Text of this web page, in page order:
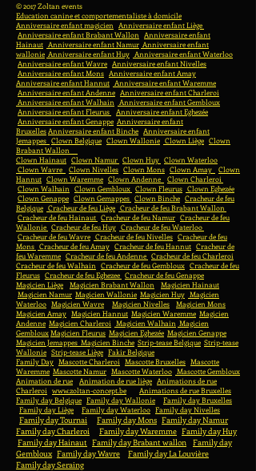
© 2017 Zoltan events
Education canine et comportementaliste à domicile
Anniversaire enfant magicien Anniversaire enfant Liège
Anniversaire enfant Brabant Wallon Anniversaire enfant
Hainaut Anniversaire enfant Namur Anniversaire enfant
wallonie Anniversaire enfant Huy Anniversaire enfant Waterloo
Anniversaire enfant Wavre Anniversaire enfant Nivelles
Anniversaire enfant Mons Anniversaire enfant Amay
Anniversaire enfant Hannut Anniversaire enfant Waremme
Anniversaire enfant Andenne Anniversaire enfant Charleroi
Anniversaire enfant Walhain Anniversaire enfant Gembloux
Anniversaire enfant Fleurus
Anniversaire enfant Eghezée
Anniversaire enfant Genappe Anniversaire enfant
BruxellesAnniversaire enfant Binche Anniversaire enfant
Jemappes Clown Belgique Clown Wallonie Clown Liège Clown
Brabant Wallon
Clown Hainaut Clown Namur Clown Huy Clown Waterloo
Clown Wavre
Clown Nivelles Clown Mons Clown Amay
Clown
Hannut Clown Waremme Clown Andenne
Clown Charleroi
Clown Walhain Clown Gembloux Clown Fleurus Clown Eghezée
Clown Genappe Clown Gemappes Clown Binche Cracheur de feu
Belgique Cracheur de feu Liège Cracheur de feu Brabant Wallon
Cracheur de feu Hainaut Cracheur de feu Namur Cracheur de feu
Wallonie Cracheur de feu Huy Cracheur de feu Waterloo
Cracheur de feu Wavre Cracheur de feu Nivelles Cracheur de feu
Mons Cracheur de feu Amay Cracheur de feu Hannut Cracheur de
feu Waremme Cracheur de feu Andenne Cracheur de feu Charleroi
Cracheur de feu Walhain Cracheur de feu Gembloux Cracheur de feu
Fleurus Cracheur de feu Eghezee Cracheur de feu Genappe
Magicien Liège
Magicien Brabant Wallon
Magicien Hainaut
Magicien Namur Magicien Wallonie Magicien Huy Magicien
Waterloo Magicien Wavre Magicien Nivelles
Magicien Mons
Magicien Amay Magicien Hannut Magicien Waremme Magicien
Andenne Magicien Charleroi Magicien Walhain Magicien
GemblouxMagicien Fleurus Magicien Eghezée Magicien Genappe
Magicien Jemappes Magicien Binche Strip-tease Belgique Strip-tease
Wallonie Strip-tease Liège Fakir Belgique
Family Day Mascotte Charleroi Mascotte Bruxelles Mascotte
Waremme Mascotte Namur Mascotte Waterloo Mascotte Gembloux
Animation de rue
Animation de rue liège Animations de rue
Charleroi www.zoltan-concept.be
Animations de rue Bruxelles
Family day Belgique Family day Wallonie
Family day Bruxelles
Family day Liège
Family day Waterloo Family day Nivelles
Family day Tournai Family day Mons Family day Namur
Family day Charleroi
Family day Waremme Family day Huy
Family day Hainaut Family day Brabant wallon Family day
Gembloux Family day Wavre
Family day La Louvière
Family day Seraing